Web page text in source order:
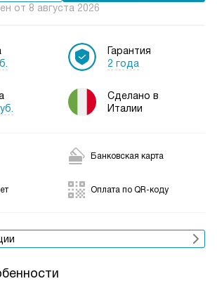
от 8 августа 2026
Гарантия
2 года
Сделано в
Италии
Банковская карта
Оплата по QR-коду